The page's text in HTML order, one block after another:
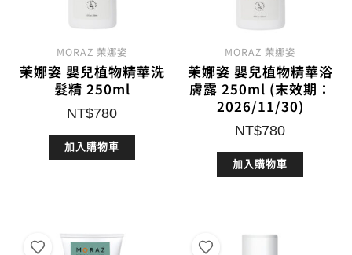
MORAZ 茉娜姿
茉娜姿 嬰兒植物精華洗
髮精 250ml
NT$780
加入購物車
MORAZ 茉娜姿
茉娜姿 嬰兒植物精華浴
膚露 250ml (末效期：
2026/11/30)
NT$780
加入購物車